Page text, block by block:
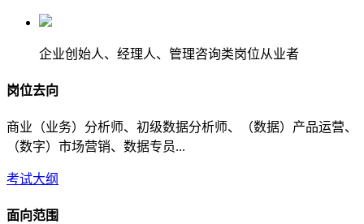
企业创始人、经理人、管理咨询类岗位从业者
岗位去向
商业（业务）分析师、初级数据分析师、（数据）产品运营、
（数字）市场营销、数据专员...
考试大纲
面向范围